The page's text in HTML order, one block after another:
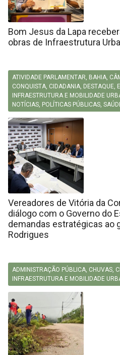
Bom Jesus da Lapa
obras de Infraestrutura
ATIVIDADE PARLAMENTAR, BAHIA,
CONQUISTA, CIDADANIA, DESTAQUE,
INFRAESTRUTURA E MOBILIDADE
NOTÍCIAS, POLÍTICAS PÚBLICAS,
Vereadores de Vitória da
diálogo com o Governo do
demandas estratégicas ao
Rodrigues
ADMINISTRAÇÃO PÚBLICA, CHUVAS,
INFRAESTRUTURA E MOBILIDADE